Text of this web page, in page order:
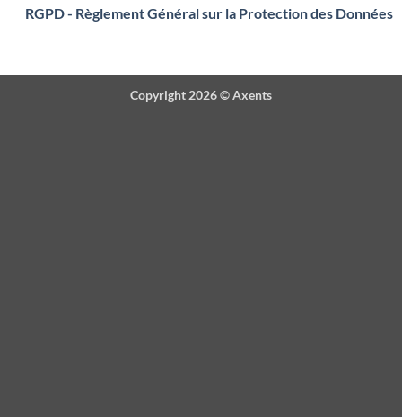
RGPD - Règlement Général sur la Protection des Données
Copyright 2026 ©Axents